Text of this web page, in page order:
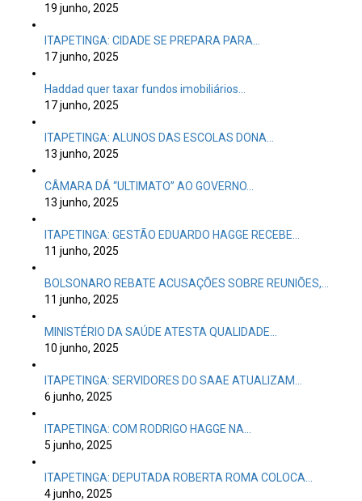
19 junho, 2025
ITAPETINGA: CIDADE SE PREPARA PARA…
17 junho, 2025
Haddad quer taxar fundos imobiliários…
17 junho, 2025
ITAPETINGA: ALUNOS DAS ESCOLAS DONA…
13 junho, 2025
CÂMARA DÁ “ULTIMATO” AO GOVERNO…
13 junho, 2025
ITAPETINGA: GESTÃO EDUARDO HAGGE RECEBE…
11 junho, 2025
BOLSONARO REBATE ACUSAÇÕES SOBRE REUNIÕES,…
11 junho, 2025
MINISTÉRIO DA SAÚDE ATESTA QUALIDADE…
10 junho, 2025
ITAPETINGA: SERVIDORES DO SAAE ATUALIZAM…
6 junho, 2025
ITAPETINGA: COM RODRIGO HAGGE NA…
5 junho, 2025
ITAPETINGA: DEPUTADA ROBERTA ROMA COLOCA…
4 junho, 2025